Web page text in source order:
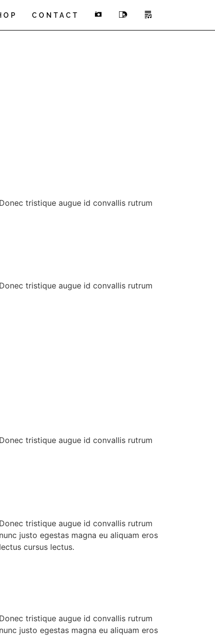
CONTACT INSTAGRAM
SPOTIFY
tristique augue id convallis rutrum
tristique augue id convallis rutrum
tristique augue id convallis rutrum
tristique augue id convallis rutrum
justo egestas magna eu aliquam eros
cursus lectus.
tristique augue id convallis rutrum
justo egestas magna eu aliquam eros